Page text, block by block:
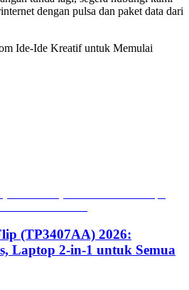
dengan pulsa dan paket data dari
Ide-Ide Kreatif untuk Memulai
(TP3407AA) 2026:
Laptop 2-in-1 untuk Semua